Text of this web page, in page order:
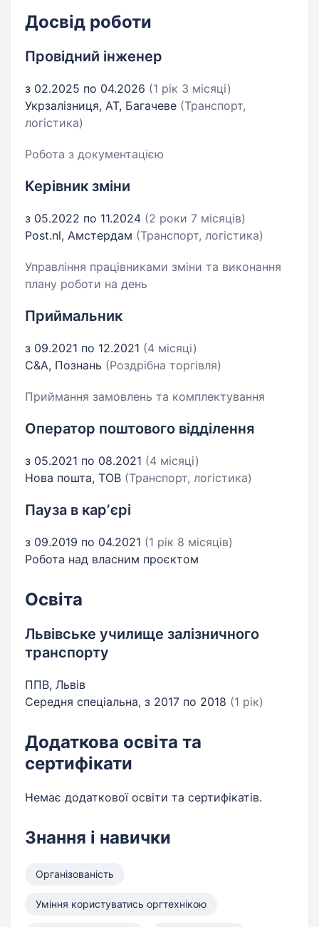
Досвід роботи
Провідний інженер
з 02.2025 по 04.2026 (1 рік 3 місяці)
Укрзалізниця, АТ, Багачеве (Транспорт,
логістика)
Робота з документацією
Керівник зміни
з 05.2022 по 11.2024 (2 роки 7 місяців)
Post.nl, Амстердам (Транспорт, логістика)
Управління працівниками зміни та виконання
плану роботи на день
Приймальник
з 09.2021 по 12.2021 (4 місяці)
C&A, Познань (Роздрібна торгівля)
Приймання замовлень та комплектування
Оператор поштового відділення
з 05.2021 по 08.2021 (4 місяці)
Нова пошта, ТОВ (Транспорт, логістика)
Пауза в карʼєрі
з 09.2019 по 04.2021 (1 рік 8 місяців)
Робота над власним проєктом
Освіта
Львівське училище залізничного
транспорту
ППВ, Львів
Середня спеціальна, з 2017 по 2018 (1 рік)
Додаткова освіта та
сертифікати
Немає додаткової освіти та сертифікатів.
Знання і навички
Організованість
Уміння користуватись оргтехнікою